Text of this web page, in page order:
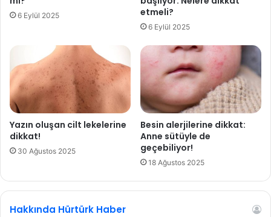
d
a
u
o
r
!
ş
6 Eylül 2025
etmeli?
6 Eylül 2025
Yazın oluşan cilt lekelerine
dikkat!
30 Ağustos 2025
Besin alerjilerine dikkat:
Anne sütüyle de
geçebiliyor!
18 Ağustos 2025
Hakkında Hürtürk Haber